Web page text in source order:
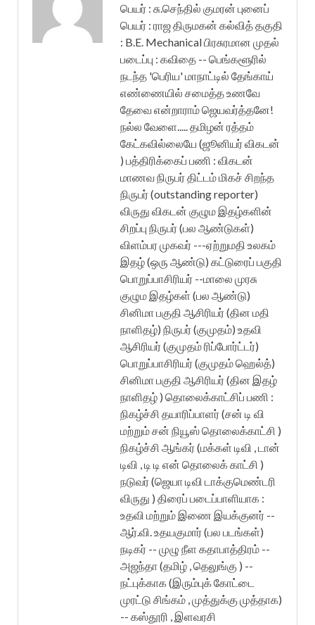
பெயர் : சு.செந்தில் குமரன் புனைப்
பெயர் : ராஜ திருமகன் கல்வித் தகுதி
: B.E. Mechanical பிரசுரமான முதல்
படைப்பு : கவிதை -- பெங்களூரில்
நடந்த 'பெரிய' மாநாட்டில் தேங்காய்
எண்ணையில் சமைத்த உணவே
தேவை என்றாராம் ஜெயவர்த்தனே!
நல்ல வேளை..... தமிழன் ரத்தம்
கேட்கவில்லையே (ஜூனியர் விகடன்
) பத்திரிக்கைப் பணி : விகடன்
மாணவ நிருபர் திட்டம் மிகச் சிறந்த
நிருபர் (outstanding reporter)
விருது விகடன் குழும இதழ்களின்
சிறப்பு நிருபர் (பல ஆண்டுகள்)
விளம்பர முகவர் ---ஏற்றுமதி உலகம்
இதழ் (ஒரு ஆண்டு) கட்டுரைப் பகுதி
பொறுப்பாசிரியர் --மாலை முரசு
குழும இதழ்கள் (பல ஆண்டு)
சினிமா பகுதி ஆசிரியர் (தின மதி
நாளிதழ்) நிருபர் (குமுதம்) உதவி
ஆசிரியர் (குமுதம் ரிப்போர்ட்டர்)
பொறுப்பாசிரியர் (குமுதம் ஹெல்த்)
சினிமா பகுதி ஆசிரியர் (தின இதழ்
நாளிதழ் ) தொலைக்காட்சிப் பணி :
நிகழ்ச்சி தயாரிப்பாளர் (சன் டி வி
மற்றும் சன் நியூஸ் தொலைக்காட்சி )
நிகழ்ச்சி ஆங்கர் (மக்கள் டிவி , டான்
டிவி , டி டி என் தொலைக் காட்சி )
நடுவர் (ஜெயா டிவி டாக்குமெண்டரி
விருது ) திரைப் படைப்பாளியாக :
உதவி மற்றும் இணை இயக்குனர் --
ஆர்.வி. உதயகுமார் (பல படங்கள்)
நடிகர் -- முழு நீள கதாபாத்திரம் --
அஜந்தா (தமிழ் , தெலுங்கு ) --
நட்புக்காக (இரும்புக் கோட்டை
முரட்டு சிங்கம் , முத்துக்கு முத்தாக)
-- கஸ்தூரி , இளவரசி